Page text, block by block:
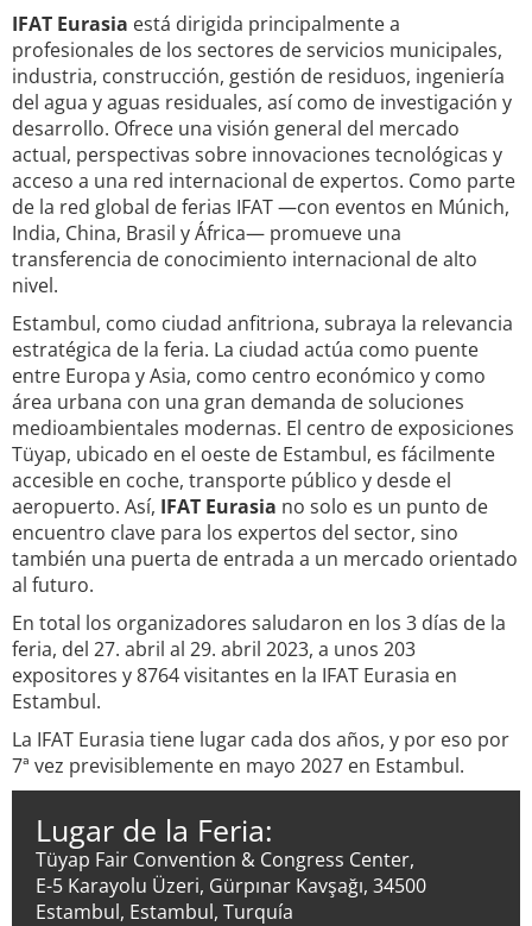
IFAT Eurasia está dirigida principalmente a
profesionales de los sectores de servicios municipales,
industria, construcción, gestión de residuos, ingeniería
del agua y aguas residuales, así como de investigación y
desarrollo. Ofrece una visión general del mercado
actual, perspectivas sobre innovaciones tecnológicas y
acceso a una red internacional de expertos. Como parte
de la red global de ferias IFAT —con eventos en Múnich,
India, China, Brasil y África— promueve una
transferencia de conocimiento internacional de alto
nivel.
Estambul, como ciudad anfitriona, subraya la relevancia
estratégica de la feria. La ciudad actúa como puente
entre Europa y Asia, como centro económico y como
área urbana con una gran demanda de soluciones
medioambientales modernas. El centro de exposiciones
Tüyap, ubicado en el oeste de Estambul, es fácilmente
accesible en coche, transporte público y desde el
aeropuerto. Así, IFAT Eurasia no solo es un punto de
encuentro clave para los expertos del sector, sino
también una puerta de entrada a un mercado orientado
al futuro.
En total los organizadores saludaron en los 3 días de la
feria, del 27. abril al 29. abril 2023, a unos 203
expositores y 8764 visitantes en la IFAT Eurasia en
Estambul.
La IFAT Eurasia tiene lugar cada dos años, y por eso por
7ª vez previsiblemente en mayo 2027 en Estambul.
Lugar de la Feria:
Tüyap Fair Convention & Congress Center,
E-5 Karayolu Üzeri, Gürpınar Kavşağı, 34500
Estambul, Estambul, Turquía